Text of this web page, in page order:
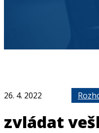
26. 4. 2022
zvládat